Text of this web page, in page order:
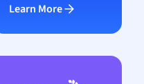
Learn More